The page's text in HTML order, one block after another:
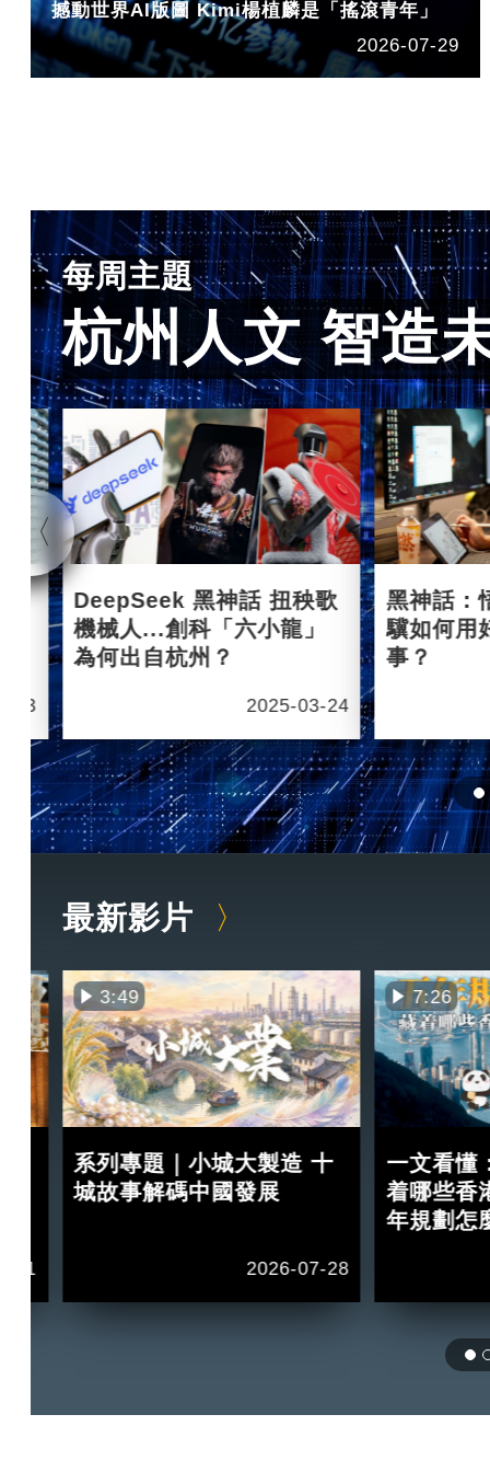
撼動世界AI版圖 Kimi楊植麟是「搖滾青年」
2026-07-29
每周主題
杭州人文 智造
03
DeepSeek 黑神話 扭秧歌
機械人...創科「六小龍」
為何出自杭州？
2025-03-24
黑神話：
驥如何用
事？
最新影片
11
3:49
系列專題｜小城大製造 十
城故事解碼中國發展
2026-07-28
7:26
一文看懂
着哪些香
年規劃怎